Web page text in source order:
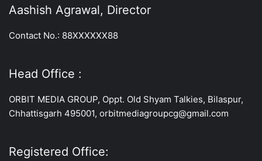
Aashish Agrawal, Director
Contact No.: 88XXXXXX88
Head Office :
ORBIT MEDIA GROUP, Oppt. Old Shyam Talkies, Bilaspur,
Chhattisgarh 495001, orbitmediagroupcg@gmail.com
Registered Office: